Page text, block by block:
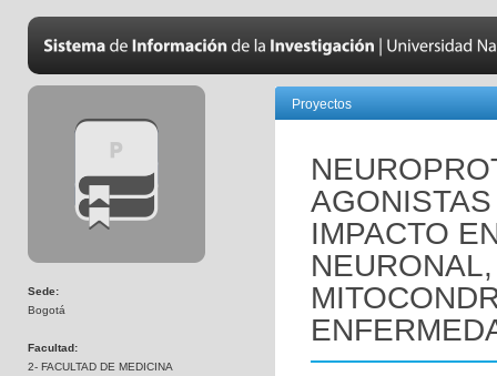
Sede:
Bogotá
Facultad:
2- FACULTAD DE MEDICINA
Proyectos
IMPACTO